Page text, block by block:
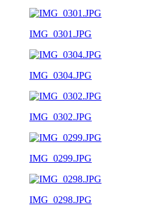
IMG_0301.JPG
IMG_0304.JPG
IMG_0302.JPG
IMG_0299.JPG
IMG_0298.JPG